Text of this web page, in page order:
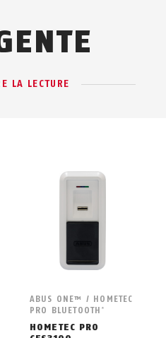
LA LECTURE
ABUS ONE™ / HOMETEC
PRO BLUETOOTH
®
HOMETEC PRO